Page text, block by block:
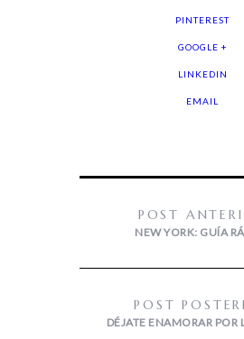
PINTEREST
GOOGLE +
LINKEDIN
EMAIL
POST
NEW YORK: GUÍA
POST
DÉJATE ENAMORAR POR